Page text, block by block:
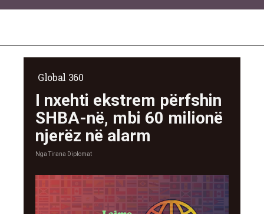
Global 360
I nxehti ekstrem përfshin
SHBA-në, mbi 60 milionë
njerëz në alarm
NgaTirana Diplomat